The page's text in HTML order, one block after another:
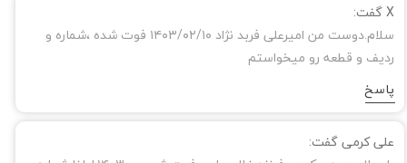
X گفت:
سلام.دوست من امیرعلی فربد نژاد ۱۴۰۳/۰۲/۱۰ فوت شده ،شماره و
ردیف و قطعه رو میخواستم
پاسخ
علی کرمی گفت: